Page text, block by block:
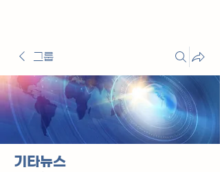
그룹
기타뉴스